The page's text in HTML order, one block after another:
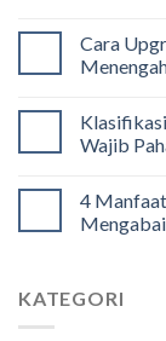
Cara
Wajib
4
KATEGORI